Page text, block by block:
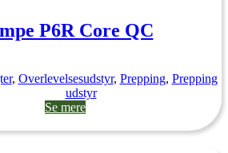
P6R Core QC
, Overlevelsesudstyr, Prepping, Prepping
udstyr
Se mere